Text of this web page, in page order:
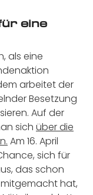
eine
als eine
arbeitet der
Besetzung
Auf der
sich über die
Am 16. April
sich für
das schon
hat,